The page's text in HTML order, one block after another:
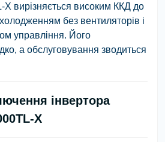
вирізняється високим ККД до
без вентиляторів і
управління. Його
а обслуговування зводиться
інвертора
X